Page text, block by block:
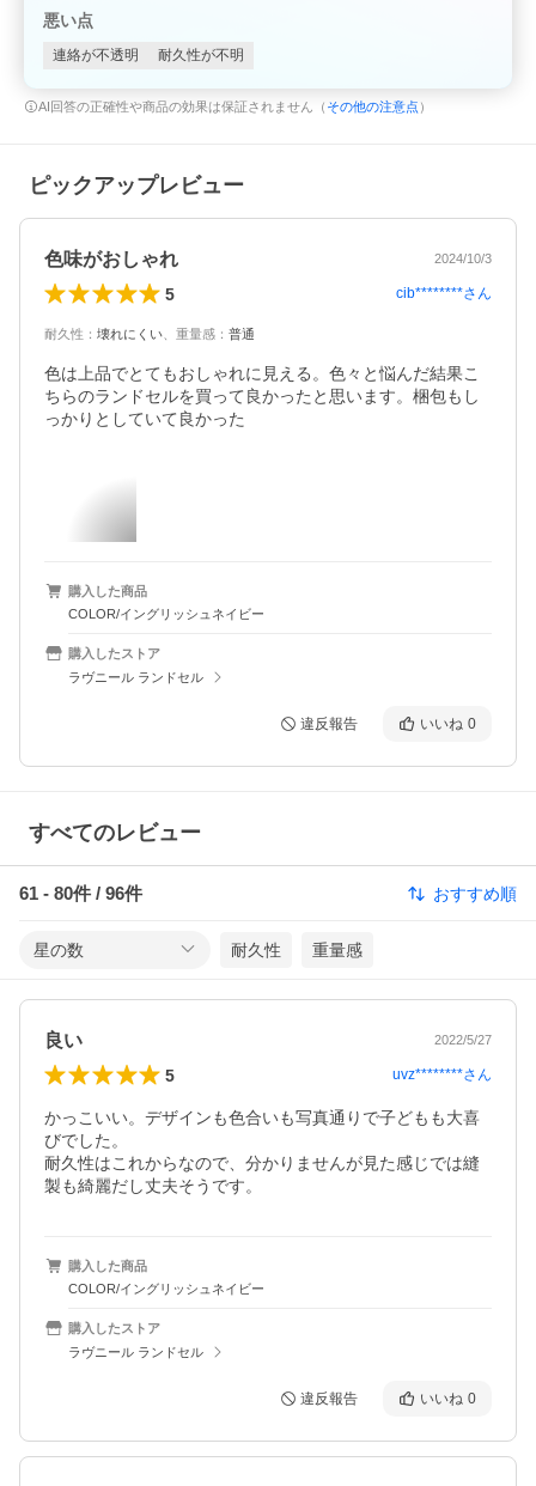
悪い点
連絡が不透明 耐久性が不明
AI回答の正確性や商品の効果は保証されません（ その他の注意点 ）
ピックアップレビュー
色味がおしゃれ 2024/10/3
5 cib********さん
耐久性 ： 壊れにくい 重量感 ： 普通
色は上品でとてもおしゃれに見える。色々と悩んだ結果こ
ちらのランドセルを買って良かったと思います。梱包もし
っかりとしていて良かった
購入した商品
COLOR/イングリッシュネイビー
購入したストア
ラヴニール ランドセル
違反報告 いいね 0
すべてのレビュー
61 - 80件 / 96件 おすすめ順
星の数 耐久性 重量感
良い 2022/5/27
5 uvz********さん
かっこいい。デザインも色合いも写真通りで子どもも大喜
びでした。
耐久性はこれからなので、分かりませんが見た感じでは縫
製も綺麗だし丈夫そうです。
購入した商品
COLOR/イングリッシュネイビー
購入したストア
ラヴニール ランドセル
違反報告 いいね 0